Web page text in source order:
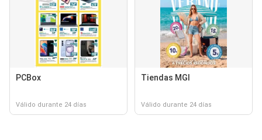
PCBox
Válido durante 24 días
Tiendas MGI
Válido durante 24 días